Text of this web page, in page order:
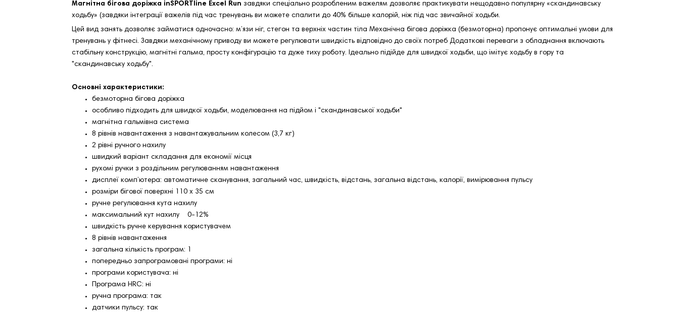
Магнітна бігова доріжка inSPORTline Excel Run завдяки спеціально розробленим важелям дозволяє практикувати нещодавно популярну «скандинавську
ходьбу» (завдяки інтеграції важелів під час тренувань ви можете спалити до 40% більше калорій, ніж під час звичайної ходьби.
Цей вид занять дозволяє займатися одночасно: м’язи ніг, стегон та верхніх частин тіла Механічна бігова доріжка (безмоторна) пропонує оптимальні умови для
тренувань у фітнесі. Завдяки механічному приводу ви можете регулювати швидкість відповідно до своїх потреб Додаткові переваги з обладнання включають
стабільну конструкцію, магнітні гальма, просту конфігурацію та дуже тиху роботу. Ідеально підійде для швидкої ходьби, що імітує ходьбу в гору та
"скандинавську ходьбу".
Основні характеристики:
безмоторна бігова доріжка
особливо підходить для швидкої ходьби, моделювання на підйом і "скандинавської ходьби"
магнітна гальмівна система
8 рівнів навантаження з навантажувальним колесом (3,7 кг)
2 рівні ручного нахилу
швидкий варіант складання для економії місця
рухомі ручки з роздільним регулюванням навантаження
дисплеї комп’ютера: автоматичне сканування, загальний час, швидкість, відстань, загальна відстань, калорії, вимірювання пульсу
розміри бігової поверхні 110 х 35 см
ручне регулювання кута нахилу
максимальний кут нахилу 0-12%
швидкість ручне керування користувачем
8 рівнів навантаження
загальна кількість програм: 1
попередньо запрограмовані програми: ні
програми користувача: ні
Програма HRC: ні
ручна програма: так
датчики пульсу: так